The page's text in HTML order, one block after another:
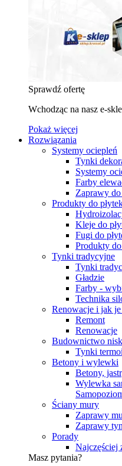
Sprawdź ofertę
Wchodząc na nasz e-
Pokaż więcej
Rozwiązania
Systemy ociepleń
Tynki
Systemy
Farby
Zaprawy
Produkty do
Kleje do
Fugi do
Produkty
Tynki tradycyjne
Tynki
Gładzie
Farby -
Technika
Renowacje i jak
Remont
Renowacje
Budownictwo
Tynki
Betony i wylewki
Betony,
Wylewka
Ściany mury
Zaprawy
Zaprawy
Porady
Najczęściej
Masz pytania?